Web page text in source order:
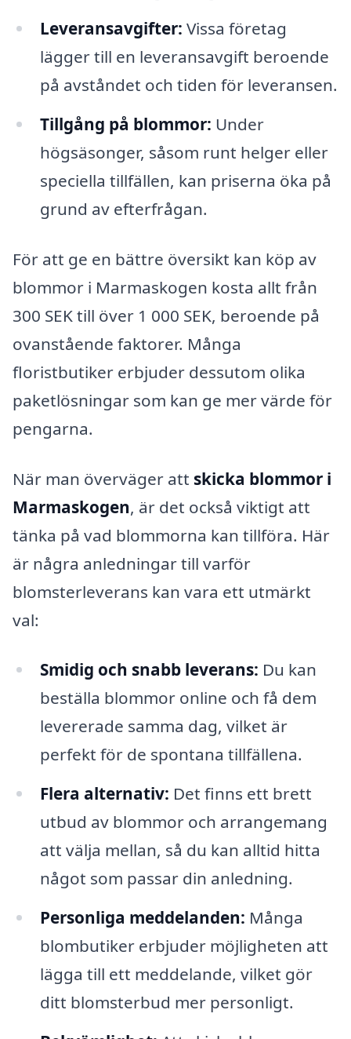
Leveransavgifter: Vissa företag
lägger till en leveransavgift beroende
på avståndet och tiden för leveransen.
Tillgång på blommor: Under
högsäsonger, såsom runt helger eller
speciella tillfällen, kan priserna öka på
grund av efterfrågan.
För att ge en bättre översikt kan köp av
blommor i Marmaskogen kosta allt från
300 SEK till över 1 000 SEK, beroende på
ovanstående faktorer. Många
floristbutiker erbjuder dessutom olika
paketlösningar som kan ge mer värde för
pengarna.
När man överväger att skicka blommor i
Marmaskogen, är det också viktigt att
tänka på vad blommorna kan tillföra. Här
är några anledningar till varför
blomsterleverans kan vara ett utmärkt
val:
Smidig och snabb leverans: Du kan
beställa blommor online och få dem
levererade samma dag, vilket är
perfekt för de spontana tillfällena.
Flera alternativ: Det finns ett brett
utbud av blommor och arrangemang
att välja mellan, så du kan alltid hitta
något som passar din anledning.
Personliga meddelanden: Många
blombutiker erbjuder möjligheten att
lägga till ett meddelande, vilket gör
ditt blomsterbud mer personligt.